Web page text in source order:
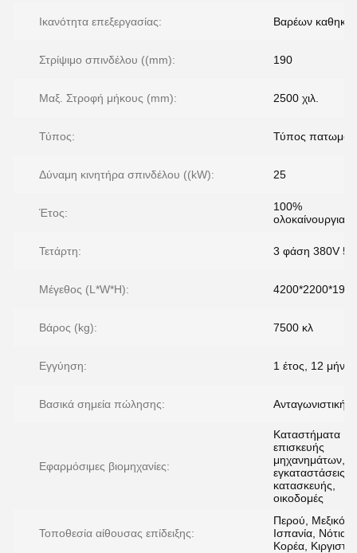
Ικανότητα επεξεργασίας: Βαρέων
Στρίψιμο σπινδέλου ((mm): 190
Μαξ. Στροφή μήκους (mm): 2500 χιλ.
Τύπος: Τύπος
Δύναμη κινητήρα σπινδέλου ((kW): 25
Έτος:
100%
ολοκαίνουργια.
Τετάρτη: 3 φάση 380V
Μέγεθος (L*W*H):
Βάρος (kg): 7500 κλ
Εγγύηση: 1 έτος, 12 μήνες
Βασικά σημεία πώλησης: Ανταγωνιστική
Εφαρμόσιμες βιομηχανίες:
Καταστήματα
επισκευής
μηχανημάτων,
εγκαταστάσεις
κατασκευής,
οικοδομές
Τοποθεσία αίθουσας επίδειξης:
Περού, Μεξικό,
Ισπανία, Νότια
Κορέα,